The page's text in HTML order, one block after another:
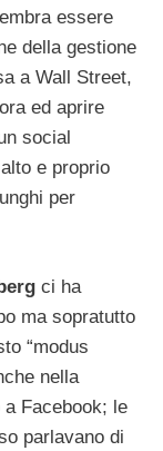
essere
della gestione
a Wall Street,
ed aprire
social
e proprio
per
ci ha
ma sopratutto
“modus
nella
a Facebook; le
parlavano di